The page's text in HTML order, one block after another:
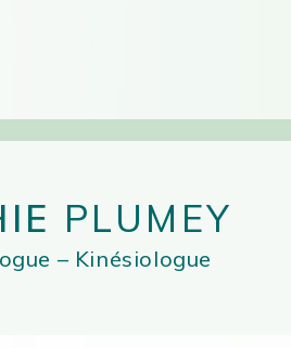
PLUMEY
– Kinésiologue